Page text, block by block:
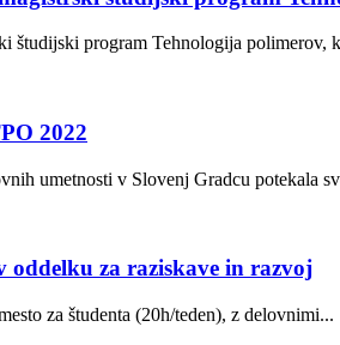
študijski program Tehnologija polimerov,
2022
umetnosti v Slovenj Gradcu potekala
oddelku za raziskave in razvoj
za študenta (20h/teden), z delovnimi...